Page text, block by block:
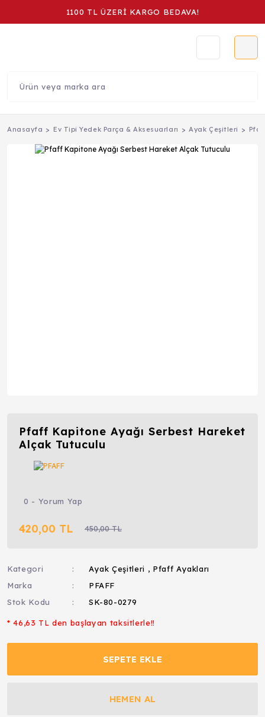
1100 TL ÜZERİ KARGO BEDAVA!
Anasayfa Ev Tipi Yedek Parça & Aksesuarları Ayak Çeşitleri
Pfaff Kapitone Ayağı Serbest Hareket
Alçak Tutuculu
0 - Yorum Yap
420,00 TL 450,00 TL
Kategori Ayak Çeşitleri , Pfaff Ayakları
Marka
PFAFF
Stok Kodu
SK-80-0279
* 46,63 TL den başlayan taksitlerle!!
SEPETE EKLE
HEMEN AL